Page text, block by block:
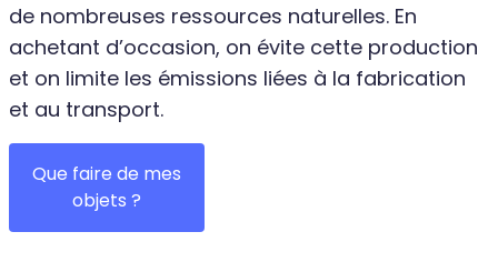
de nombreuses ressources naturelles. En
achetant d’occasion, on évite cette production
et on limite les émissions liées à la fabrication
et au transport.
Que faire de mes
objets ?